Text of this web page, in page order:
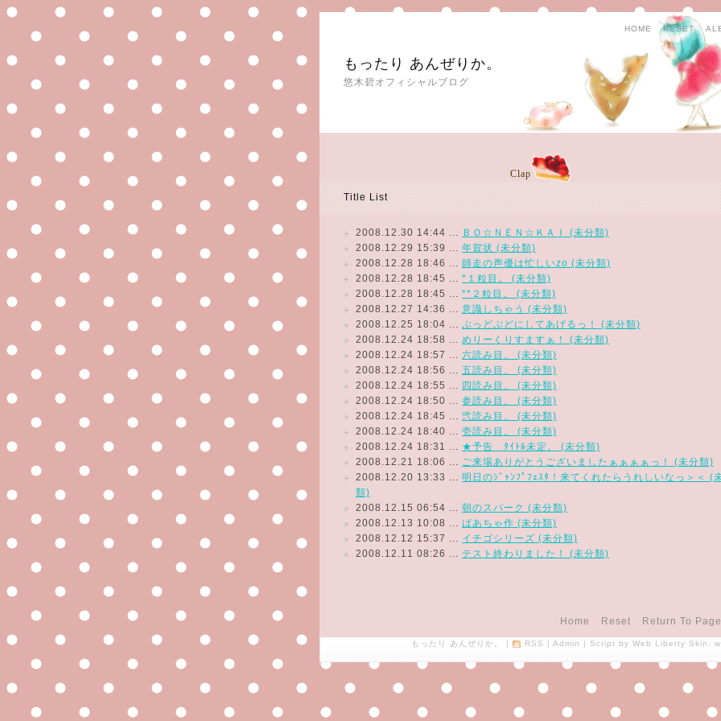
もったり あんぜりか。
悠木碧オフィシャルブログ
HOME RESET
Clap
Title List
2008.12.30 14:44 ... ＢＯ☆ＮＥＮ☆ＫＡＩ (未分類)
2008.12.29 15:39 ... 年賀状 (未分類)
2008.12.28 18:46 ... 師走の声優は忙しいzo (未分類)
2008.12.28 18:45 ... *１粒目。 (未分類)
2008.12.28 18:45 ... **２粒目。 (未分類)
2008.12.27 14:36 ... 意識しちゃう (未分類)
2008.12.25 18:04 ... ぶっどぶどにしてあげるっ！ (未分類)
2008.12.24 18:58 ... めりーくりすますぁ！ (未分類)
2008.12.24 18:57 ... 六読み目。 (未分類)
2008.12.24 18:56 ... 五読み目。 (未分類)
2008.12.24 18:55 ... 四読み目。 (未分類)
2008.12.24 18:50 ... 参読み目。 (未分類)
2008.12.24 18:45 ... 弐読み目。 (未分類)
2008.12.24 18:40 ... 壱読み目。 (未分類)
2008.12.24 18:31 ... ★予告 ﾀｲﾄﾙ未定。 (未分類)
2008.12.21 18:06 ... ご来場ありがとうございましたぁぁぁぁっ！ (未分類)
2008.12.20 13:33 ... 明日のｼﾞｬﾝﾌﾟﾌｪｽﾀ！来てくれたらうれしいなっ＞＜ (
類)
2008.12.15 06:54 ... 朝のスパーク (未分類)
2008.12.13 10:08 ... ばあちゃ作 (未分類)
2008.12.12 15:37 ... イチゴシリーズ (未分類)
2008.12.11 08:26 ... テスト終わりました！ (未分類)
Home Reset Return To
もったり あんぜりか。 | RSS | Admin | Script by Web Liberty Skin: